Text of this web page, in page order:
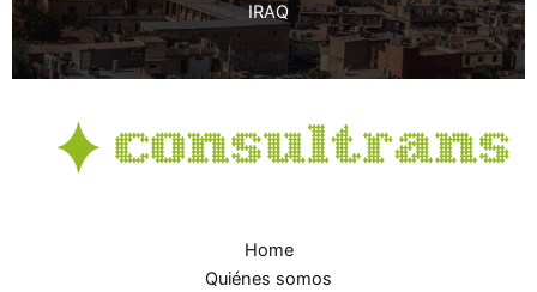
IRAQ
Home
Quiénes somos